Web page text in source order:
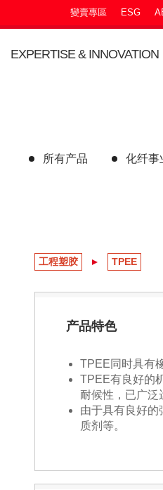
變賣專區 ESG
EXPERTISE & INNOVATION
所有产品 化纤事
工程塑胶 TPEE
产品特色
TPEE同时具有
TPEE有良好的
耐候性，已广泛
由于具有良好
质剂等。